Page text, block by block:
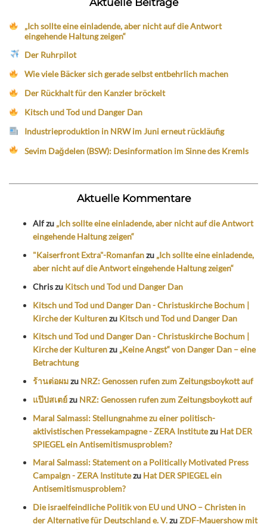
„Ich sollte eine einladende, aber nicht auf die Antwort
eingehende Haltung zeigen“
Der Ruhrpilot
Wie viele Bäcker sich gerade selbst entbehrlich machen
Der Rückhalt für den Kanzler bröckelt
Kitsch und Tod und Danger Dan
Industrieproduktion in NRW im Juni erneut rückläufig
Sevim Dağdelen (BSW): Desinformation im Sinne des Kremls
Aktuelle Kommentare
Alfzu „Ich sollte eine einladende, aber nicht auf die Antwort
eingehende Haltung zeigen“
"Kaiserfront Extra"-Romanfanzu „Ich sollte eine einladende,
aber nicht auf die Antwort eingehende Haltung zeigen“
Chriszu Kitsch und Tod und Danger Dan
Kitsch und Tod und Danger Dan - Christuskirche Bochum |
Kirche der Kulturenzu Kitsch und Tod und Danger Dan
Kitsch und Tod und Danger Dan - Christuskirche Bochum |
Kirche der Kulturenzu „Keine Angst“ von Danger Dan – eine
Betrachtung
ร้านต่อผมzu NRZ: Genossen rufen zum Zeitungsboykott auf
แป๊ปสเตย์zu NRZ: Genossen rufen zum Zeitungsboykott auf
Maral Salmassi: Stellungnahme zu einer politisch-
aktivistischen Pressekampagne - ZERA Institutezu Hat DER
SPIEGEL ein Antisemitismusproblem?
Maral Salmassi: Statement on a Politically Motivated Press
Campaign - ZERA Institutezu Hat DER SPIEGEL ein
Antisemitismusproblem?
Die israelfeindliche Politik von EU und UNO – Christen in
der Alternative für Deutschland e. V.zuZDF-Mauershow mit